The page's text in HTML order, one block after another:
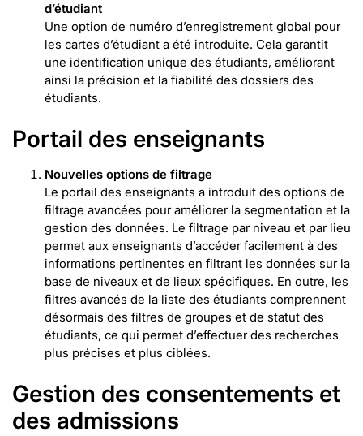
d’étudiant
Une option de numéro d’enregistrement global pour
les cartes d’étudiant a été introduite. Cela garantit
une identification unique des étudiants, améliorant
ainsi la précision et la fiabilité des dossiers des
étudiants.
Portail des enseignants
Nouvelles options de filtrage
Le portail des enseignants a introduit des options de
filtrage avancées pour améliorer la segmentation et la
gestion des données. Le filtrage par niveau et par lieu
permet aux enseignants d’accéder facilement à des
informations pertinentes en filtrant les données sur la
base de niveaux et de lieux spécifiques. En outre, les
filtres avancés de la liste des étudiants comprennent
désormais des filtres de groupes et de statut des
étudiants, ce qui permet d’effectuer des recherches
plus précises et plus ciblées.
Gestion des consentements et
des admissions